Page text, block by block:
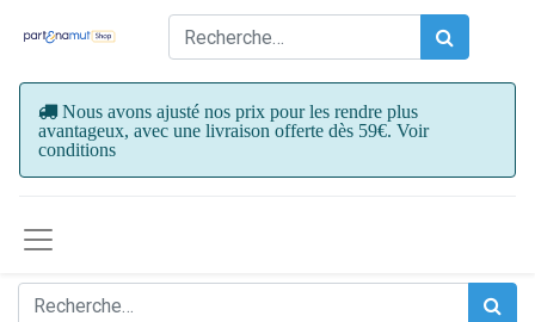
Nous avons ajusté nos prix pour les rendre plus
avantageux, avec une livraison offerte dès 59€. Voir
conditions